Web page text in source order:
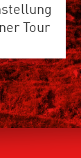
Tour